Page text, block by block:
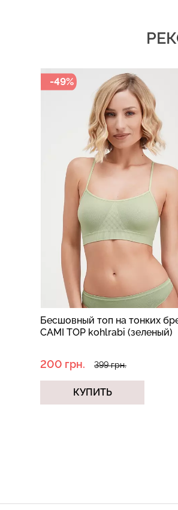
-49%
Бесшовный топ на тонких
CAMI TOP kohlrabi (зеленый)
200 грн. 399 грн.
КУПИТЬ